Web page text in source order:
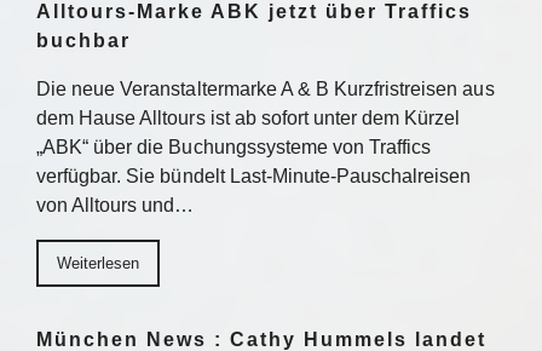
Alltours-Marke ABK jetzt über Traffics
buchbar
Die neue Veranstaltermarke A & B Kurzfristreisen aus
dem Hause Alltours ist ab sofort unter dem Kürzel
„ABK“ über die Buchungssysteme von Traffics
verfügbar. Sie bündelt Last-Minute-Pauschalreisen
von Alltours und…
Weiterlesen
München News : Cathy Hummels landet